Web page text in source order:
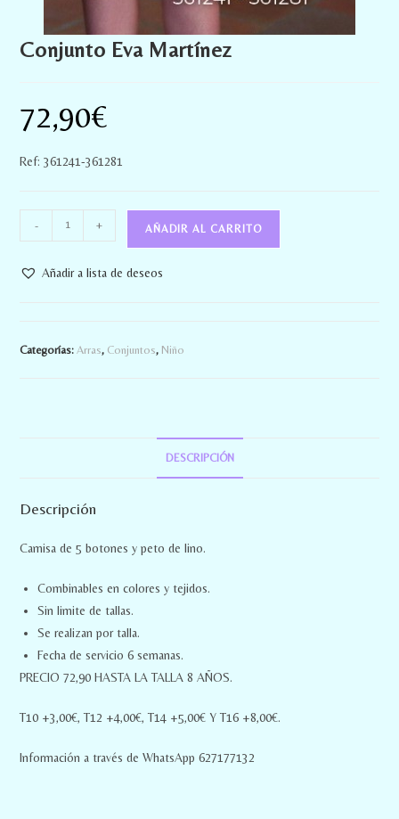
Conjunto Eva Martínez
72,90€
Ref: 361241-361281
- + AÑADIR AL CARRITO
Añadir a lista de deseos
Categorías: Arras, Conjuntos, Niño
DESCRIPCIÓN
Descripción
Camisa de 5 botones y peto de lino.
Combinables en colores y tejidos.
Sin limite de tallas.
Se realizan por talla.
Fecha de servicio 6 semanas.
PRECIO 72,90 HASTA LA TALLA 8 AÑOS.
T10 +3,00€, T12 +4,00€, T14 +5,00€ Y T16 +8,00€.
Información a través de WhatsApp 627177132